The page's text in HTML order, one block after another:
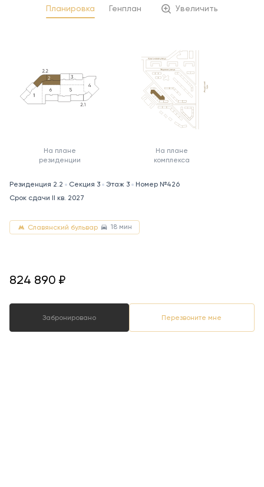
Планировка Генплан Увеличить
На плане
резиденции
На плане
комплекса
Резиденция 2.2 Секция 3 Этаж 3
Номер №426
Срок сдачи II кв. 2027
Славянский бульвар 18 мин
824890
824 890 ₽
Забронировано Перезвоните мне